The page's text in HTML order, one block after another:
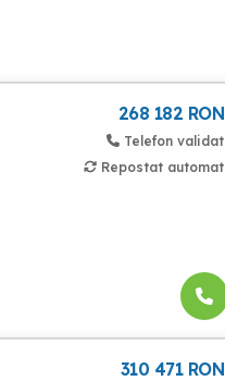
268 182 RON
Telefon validat
Repostat automat
310 471 RON